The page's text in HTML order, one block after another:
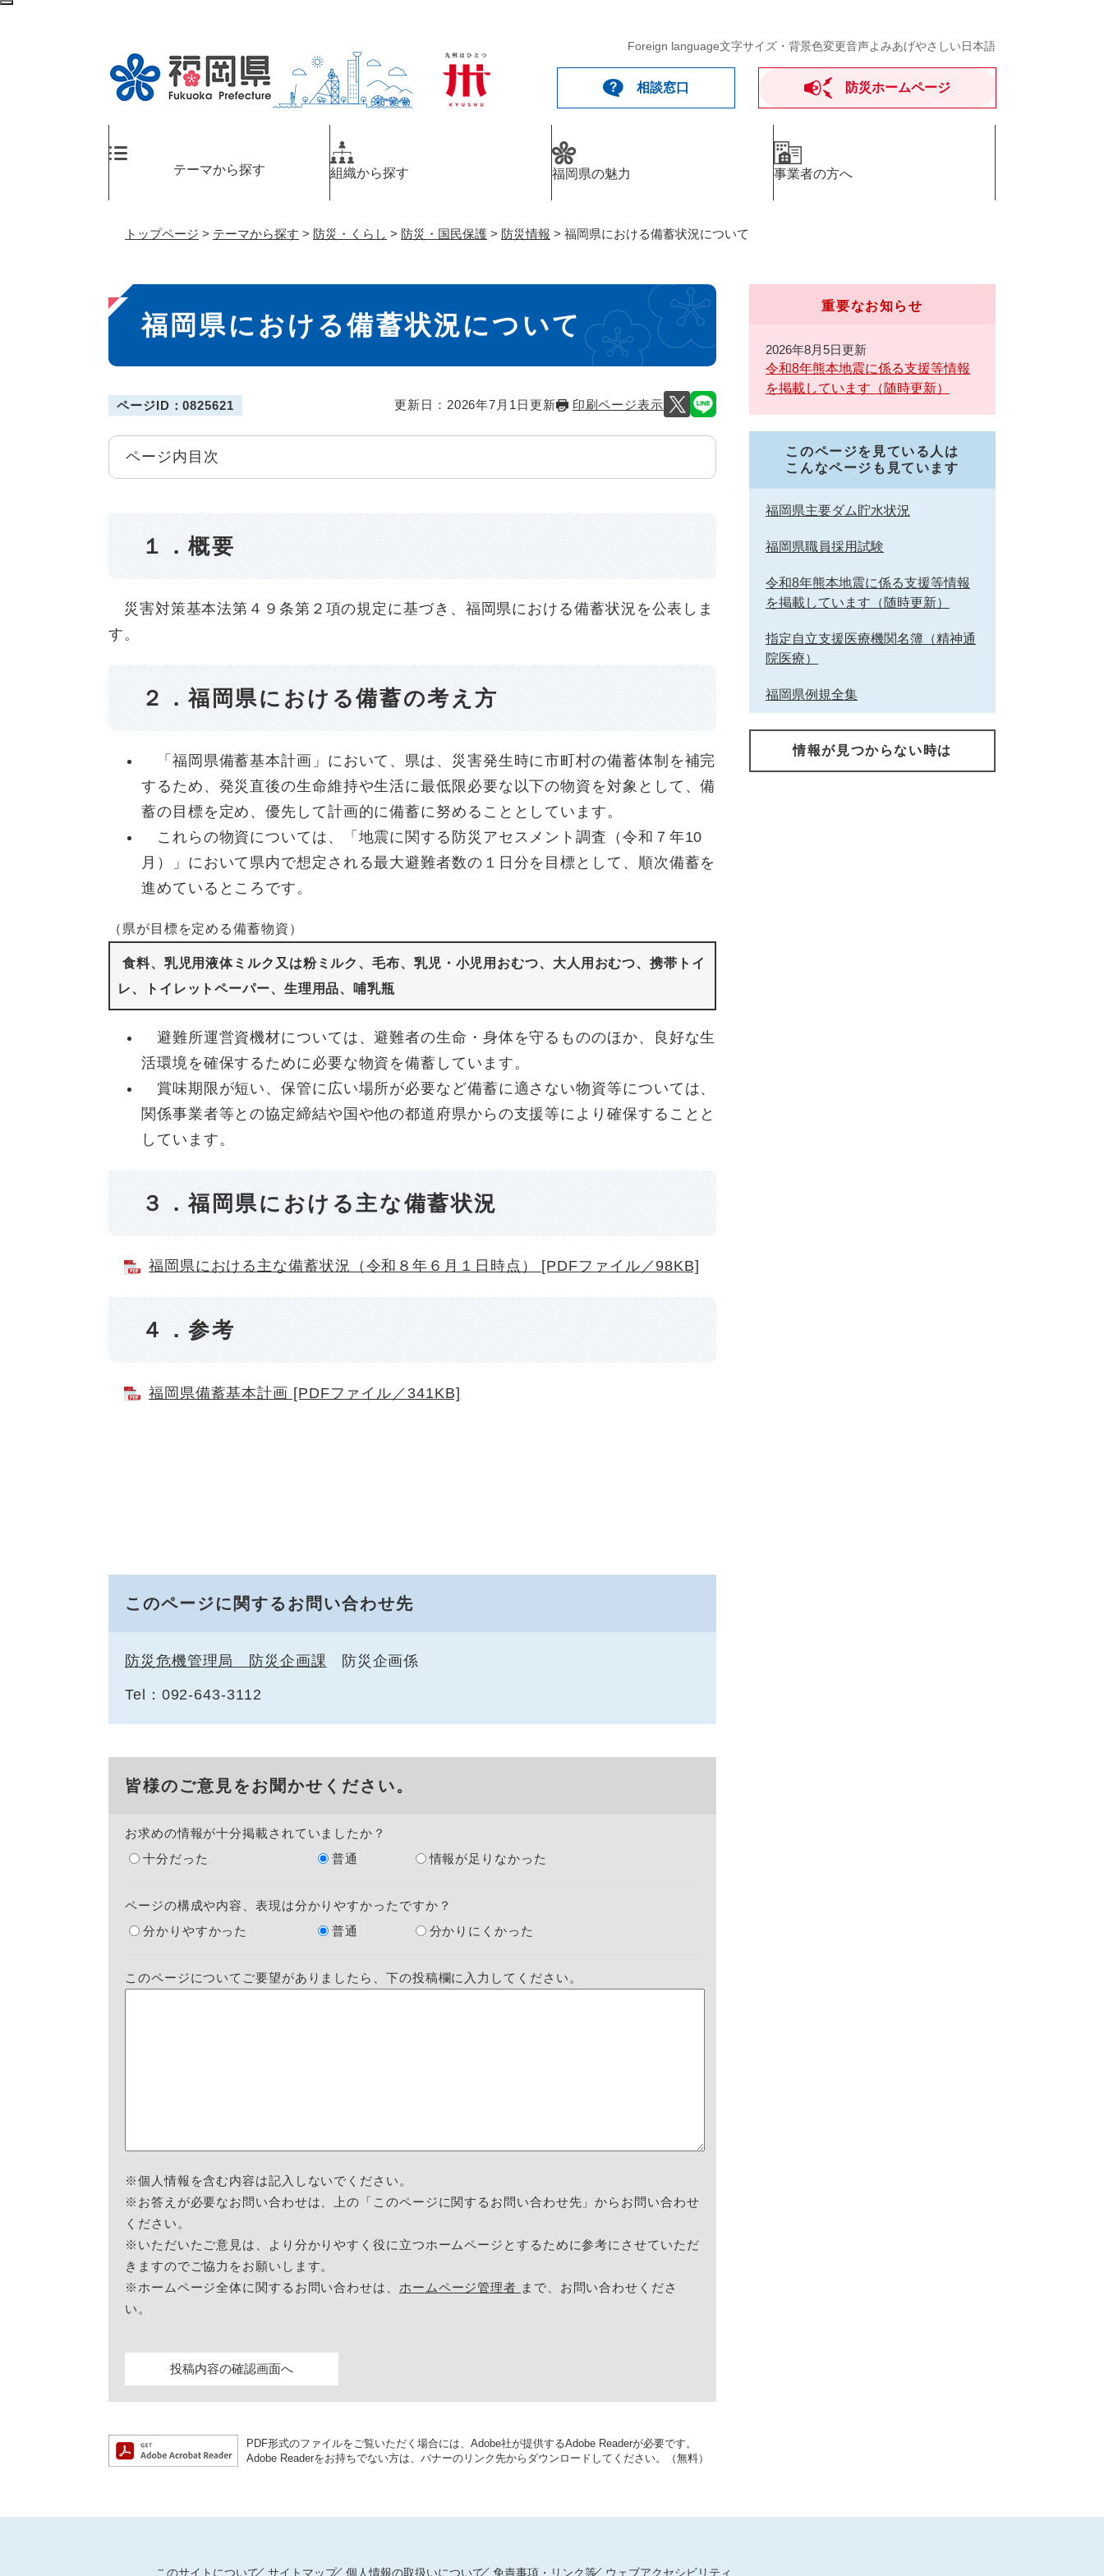
ペ
Foreign language文字サイズ・背景色変更音声よみあげやさしい日本語
相談窓口 防災ホームページ
テーマから探す 組織から探す 福岡県の魅力 事業者の方へ
トップページ > テーマから探す > 防災・くらし > 防災・国民保護 > 防災情報 > 福岡県における備蓄状況について
本
文
福岡県における備蓄状況について
ページID：0825621 更新日：2026年7月1日更新 印刷ページ表示
ページ内目次
１．概要
災害対策基本法第４９条第２項の規定に基づき、福岡県における備蓄状況を公表しま
す。
２．福岡県における備蓄の考え方
「福岡県備蓄基本計画」において、県は、災害発生時に市町村の備蓄体制を補完
するため、発災直後の生命維持や生活に最低限必要な以下の物資を対象として、備
蓄の目標を定め、優先して計画的に備蓄に努めることとしています。
これらの物資については、「地震に関する防災アセスメント調査（令和７年10
月）」において県内で想定される最大避難者数の１日分を目標として、順次備蓄を
進めているところです。
（県が目標を定める備蓄物資）
食料、乳児用液体ミルク又は粉ミルク、毛布、乳児・小児用おむつ、大人用おむつ、携帯トイ
レ、トイレットペーパー、生理用品、哺乳瓶
避難所運営資機材については、避難者の生命・身体を守るもののほか、良好な生
活環境を確保するために必要な物資を備蓄しています。
賞味期限が短い、保管に広い場所が必要など備蓄に適さない物資等については、
関係事業者等との協定締結や国や他の都道府県からの支援等により確保することと
しています。
３．福岡県における主な備蓄状況
福岡県における主な備蓄状況（令和８年６月１日時点） [PDFファイル／98KB]
４．参考
福岡県備蓄基本計画 [PDFファイル／341KB]
このページに関するお問い合わせ先
防災危機管理局 防災企画課 防災企画係
Tel：092-643-3112
皆様のご意見をお聞かせください。
お求めの情報が十分掲載されていましたか？
十分だった
普通 情報が足りなかった
ページの構成や内容、表現は分かりやすかったですか？
分かりやすかった
普通 分かりにくかった
このページについてご要望がありましたら、下の投稿欄に入力してください。
※個人情報を含む内容は記入しないでください。
※お答えが必要なお問い合わせは、上の「このページに関するお問い合わせ先」からお問い合わせ
ください。
※いただいたご意見は、より分かりやすく役に立つホームページとするために参考にさせていただ
きますのでご協力をお願いします。
※ホームページ全体に関するお問い合わせは、 ホームページ管理者 まで、お問い合わせくださ
い。
PDF形式のファイルをご覧いただく場合には、Adobe社が提供するAdobe Readerが必要です。
Adobe Readerをお持ちでない方は、バナーのリンク先からダウンロードしてください。（無料）
重要なお知らせ
2026年8月5日更新
令和8年熊本地震に係る支援等情報
を掲載しています（随時更新）
このページを見ている人は
こんなページも見ています
福岡県主要ダム貯水状況
福岡県職員採用試験
令和8年熊本地震に係る支援等情報
を掲載しています（随時更新）
指定自立支援医療機関名簿（精神通
院医療）
福岡県例規全集
情報が見つからない時は
このサイトについて サイトマップ 個人情報の取扱いについて 免責事項・リンク等 ウェブアクセシビリティ